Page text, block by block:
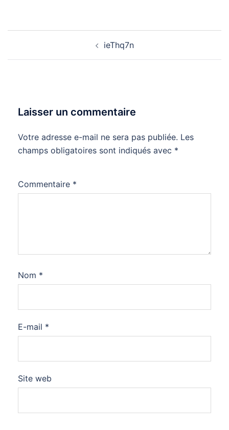
ieThq7n
Laisser un commentaire
Votre adresse e-mail ne sera pas publiée. Les
champs obligatoires sont indiqués avec *
Commentaire *
Nom *
E-mail *
Site web